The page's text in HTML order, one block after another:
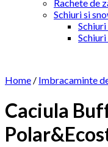
Rachete de
Schiuri si
Home / Imbracaminte
Caciula